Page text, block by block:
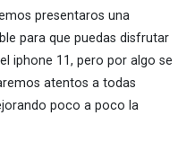
presentaros una
para que puedas disfrutar
iphone 11, pero por algo se
atentos a todas
poco a poco la